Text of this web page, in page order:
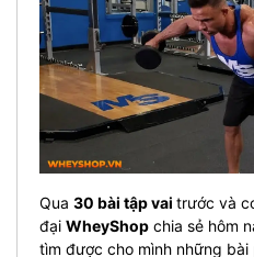
Qua 30 bài tập vai trước và
đại WheyShop chia sẻ hôm
tìm được cho mình những